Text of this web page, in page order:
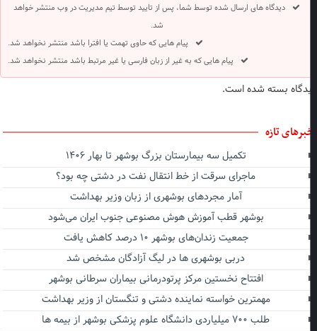
دیدگاه های ارسال شده توسط شما، پس از تایید توسط تیم مدیریت در وب منتشر خواهد
شد.
پیام هایی که حاوی تهمت یا افترا باشد منتشر نخواهد شد.
پیام هایی که به غیر از زبان فارسی یا غیر مرتبط باشد منتشر نخواهد شد.
بسته شده است.
تازه
تکمیل سه بیمارستان بزرگ بوشهر تا بهار ۱۴۰۶
ماجرای سرقت از خط انتقال نفت در دشتی چه بود؟
آمار مجردهای بوشهری از زبان وزیر بهداشت
بوشهر قطب آموزش هوش مصنوعی جنوب ایران می‌شود
جمعیت زندان‌های بوشهر ۱۰ درصد کاهش یافت
دربی بوشهری ها در لیگ آزادگان مشخص شد
افتتاح نخستین مرکز پرتودرمانی بیماران سرطانی بوشهر
مهمترین خواسته نماینده دشتی و تنگستان از وزیر بهداشت
طلب ۷۰۰ میلیاردی دانشگاه علوم پزشکی بوشهر از بیمه ها